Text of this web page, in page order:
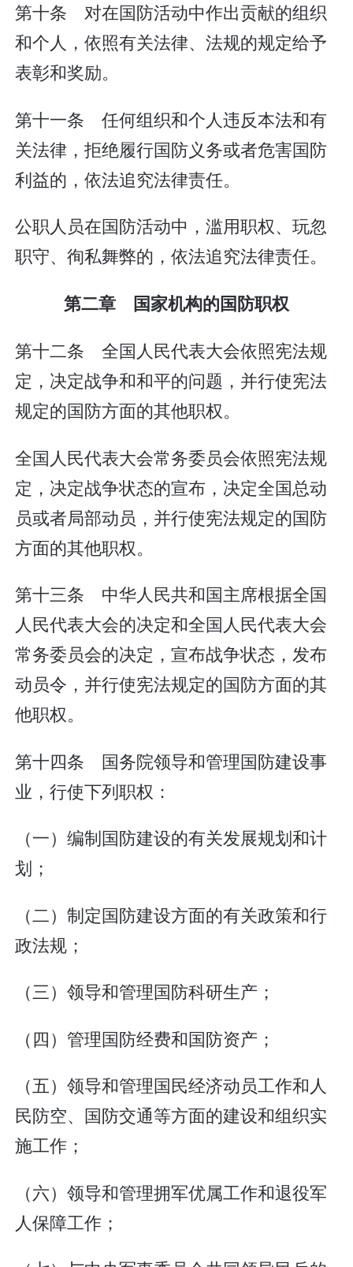
第十条 对在国防活动中作出贡献的组织
和个人，依照有关法律、法规的规定给予
表彰和奖励。
第十一条 任何组织和个人违反本法和有
关法律，拒绝履行国防义务或者危害国防
利益的，依法追究法律责任。
公职人员在国防活动中，滥用职权、玩忽
职守、徇私舞弊的，依法追究法律责任。
第二章 国家机构的国防职权
第十二条 全国人民代表大会依照宪法规
定，决定战争和和平的问题，并行使宪法
规定的国防方面的其他职权。
全国人民代表大会常务委员会依照宪法规
定，决定战争状态的宣布，决定全国总动
员或者局部动员，并行使宪法规定的国防
方面的其他职权。
第十三条 中华人民共和国主席根据全国
人民代表大会的决定和全国人民代表大会
常务委员会的决定，宣布战争状态，发布
动员令，并行使宪法规定的国防方面的其
他职权。
第十四条 国务院领导和管理国防建设事
业，行使下列职权：
（一）编制国防建设的有关发展规划和计
划；
（二）制定国防建设方面的有关政策和行
政法规；
（三）领导和管理国防科研生产；
（四）管理国防经费和国防资产；
（五）领导和管理国民经济动员工作和人
民防空、国防交通等方面的建设和组织实
施工作；
（六）领导和管理拥军优属工作和退役军
人保障工作；